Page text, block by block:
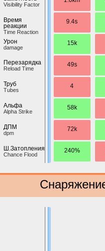
Visibility Factor
Время
реакции
Time Reaction
Урон
damage
Перезарядка
Reload Time
Труб
Tubes
Альфа
Alpha Strike
ДПМ
dpm
Ш.Затопления
Chance Flood
9.4s
15k
49s
4
58k
72k
240%